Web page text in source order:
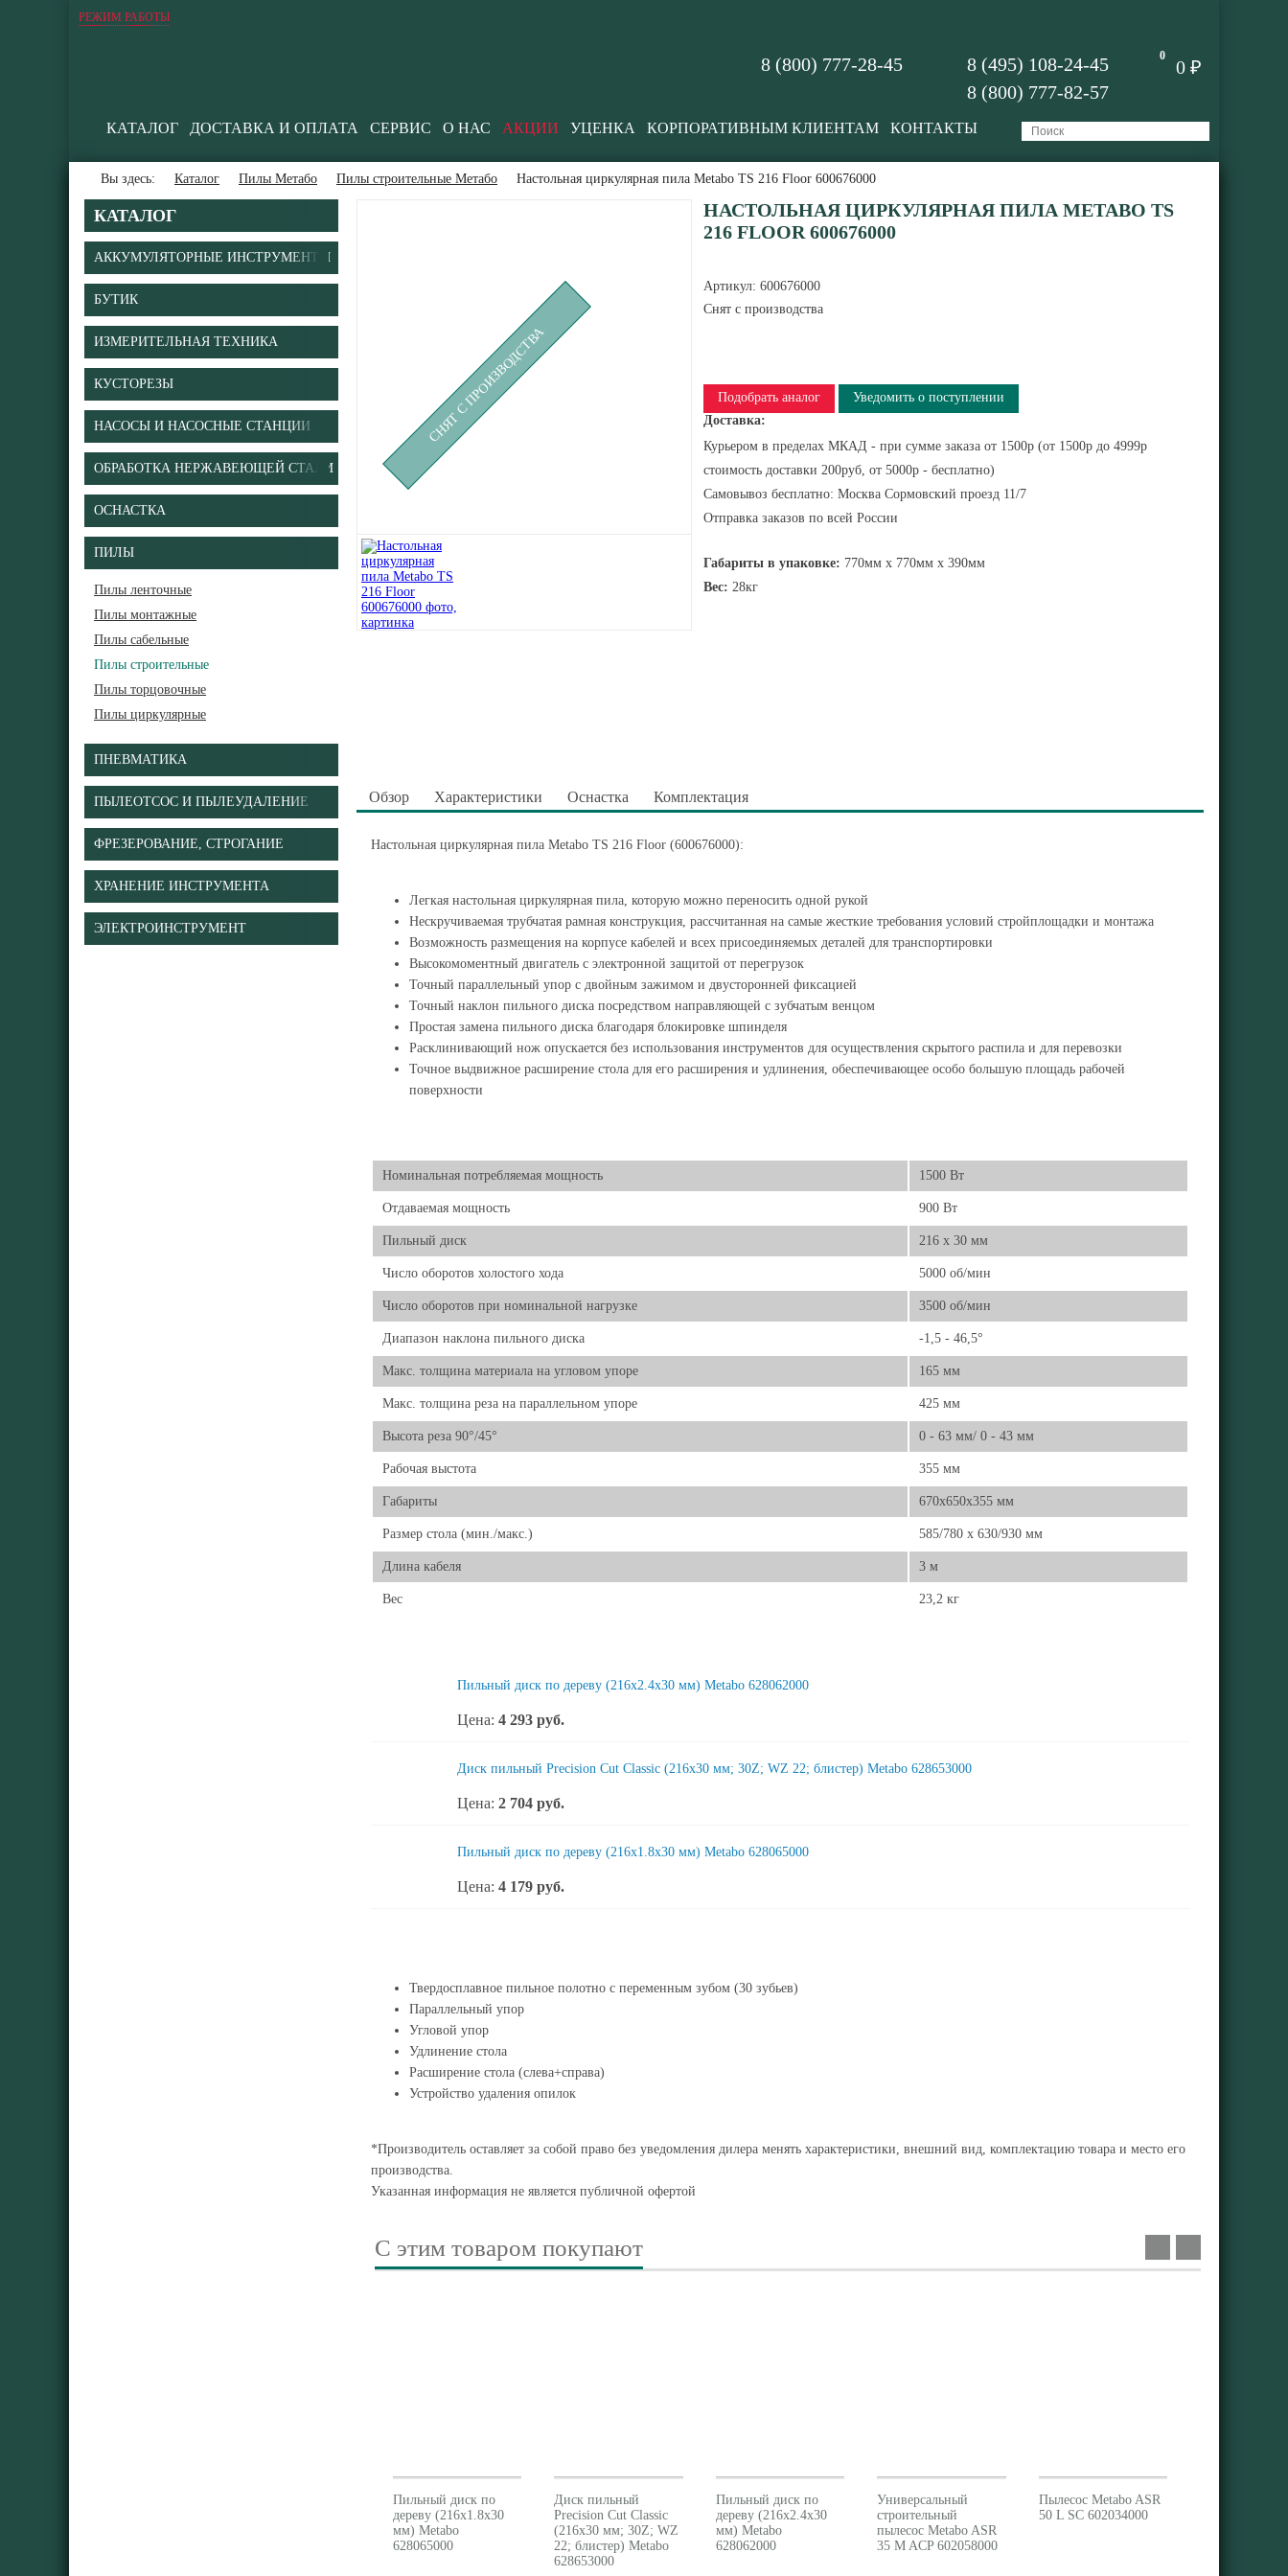
РЕЖИМ РАБОТЫ
0
0 ₽
8 (495) 108-24-45
8 (800) 777-82-57
8 (800) 777-28-45
КАТАЛОГ ДОСТАВКА И ОПЛАТА СЕРВИС О НАС АКЦИИ УЦЕНКА КОРПОРАТИВНЫМ КЛИЕНТАМ КОНТАКТЫ
Вы здесь: Каталог Пилы Метабо Пилы строительные Метабо Настольная циркулярная пила Metabo TS 216 Floor 600676000
КАТАЛОГ
АККУМУЛЯТОРНЫЕ ИНСТРУМЕНТЫ
БУТИК
ИЗМЕРИТЕЛЬНАЯ ТЕХНИКА
КУСТОРЕЗЫ
НАСОСЫ И НАСОСНЫЕ СТАНЦИИ
ОБРАБОТКА НЕРЖАВЕЮЩЕЙ СТАЛИ
ОСНАСТКА
ПИЛЫ
Пилы ленточные
Пилы монтажные
Пилы сабельные
Пилы строительные
Пилы торцовочные
Пилы циркулярные
ПНЕВМАТИКА
ПЫЛЕОТСОС И ПЫЛЕУДАЛЕНИЕ
ФРЕЗЕРОВАНИЕ, СТРОГАНИЕ
ХРАНЕНИЕ ИНСТРУМЕНТА
ЭЛЕКТРОИНСТРУМЕНТ
СНЯТ С ПРОИЗВОДСТВА
НАСТОЛЬНАЯ ЦИРКУЛЯРНАЯ ПИЛА METABO TS
216 FLOOR 600676000
Артикул: 600676000
Снят с производства
Подобрать аналог
Уведомить о поступлении
Доставка:
Курьером в пределах МКАД - при сумме заказа от 1500р (от 1500р до 4999р
стоимость доставки 200руб, от 5000р - бесплатно)
Самовывоз бесплатно: Москва Сормовский проезд 11/7
Отправка заказов по всей России
Габариты в упаковке: 770мм x 770мм x 390мм
Вес: 28кг
Обзор Характеристики Оснастка Комплектация
Настольная циркулярная пила Metabo TS 216 Floor (600676000):
Легкая настольная циркулярная пила, которую можно переносить одной рукой
Нескручиваемая трубчатая рамная конструкция, рассчитанная на самые жесткие требования условий стройплощадки и монтажа
Возможность размещения на корпусе кабелей и всех присоединяемых деталей для транспортировки
Высокомоментный двигатель с электронной защитой от перегрузок
Точный параллельный упор с двойным зажимом и двусторонней фиксацией
Точный наклон пильного диска посредством направляющей с зубчатым венцом
Простая замена пильного диска благодаря блокировке шпинделя
Расклинивающий нож опускается без использования инструментов для осуществления скрытого распила и для перевозки
Точное выдвижное расширение стола для его расширения и удлинения, обеспечивающее особо большую площадь рабочей
поверхности
Номинальная потребляемая мощность 1500 Вт
Отдаваемая мощность 900 Вт
Пильный диск 216 x 30 мм
Число оборотов холостого хода 5000 об/мин
Число оборотов при номинальной нагрузке 3500 об/мин
Диапазон наклона пильного диска -1,5 - 46,5°
Макс. толщина материала на угловом упоре 165 мм
Макс. толщина реза на параллельном упоре 425 мм
Высота реза 90°/45° 0 - 63 мм/ 0 - 43 мм
Рабочая выстота 355 мм
Габариты 670x650x355 мм
Размер стола (мин./макс.) 585/780 x 630/930 мм
Длина кабеля 3 м
Вес 23,2 кг
Пильный диск по дереву (216x2.4x30 мм) Metabo 628062000
Цена: 4 293 руб.
Диск пильный Precision Cut Classic (216x30 мм; 30Z; WZ 22; блистер) Metabo 628653000
Цена: 2 704 руб.
Пильный диск по дереву (216x1.8x30 мм) Metabo 628065000
Цена: 4 179 руб.
Твердосплавное пильное полотно с переменным зубом (30 зубьев)
Параллельный упор
Угловой упор
Удлинение стола
Расширение стола (слева+справа)
Устройство удаления опилок
*Производитель оставляет за собой право без уведомления дилера менять характеристики, внешний вид, комплектацию товара и место его
производства.
Указанная информация не является публичной офертой
С этим товаром покупают
Пильный диск по
дереву (216x1.8x30
мм) Metabo
628065000
Диск пильный
Precision Cut Classic
(216x30 мм; 30Z; WZ
22; блистер) Metabo
628653000
Пильный диск по
дереву (216x2.4x30
мм) Metabo
628062000
Универсальный
строительный
пылесос Metabo ASR
35 M ACP 602058000
Пылесос Metabo ASR
50 L SC 602034000